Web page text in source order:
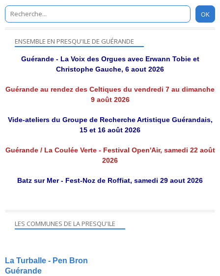
ENSEMBLE EN PRESQU'ILE DE GUÉRANDE
Guérande - La Voix des Orgues avec Erwann Tobie et
Christophe Gauche, 6 aout 2026
Guérande au rendez des Celtiques du vendredi 7 au dimanche
9 août 2026
Vide-ateliers du Groupe de Recherche Artistique Guérandais,
15 et 16 août 2026
Guérande / La Coulée Verte - Festival Open'Air, samedi 22 août
2026
Batz sur Mer - Fest-Noz de Roffiat, samedi 29 aout 2026
LES COMMUNES DE LA PRESQU'ILE
La Turballe - Pen Bron
Guérande